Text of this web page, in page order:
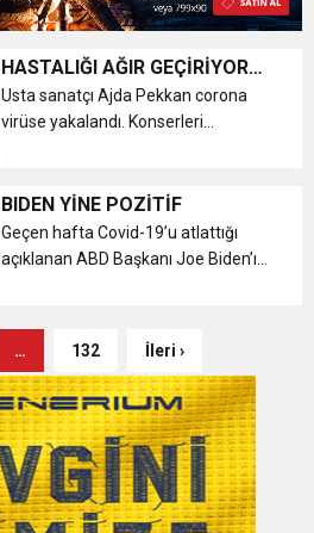
şöyle:
14.08. 2022 tarihinde, saat 06:0...
HASTALIĞI AĞIR GEÇİRİYOR…
Usta sanatçı Ajda Pekkan corona
virüse yakalandı. Konserleri
İstanbul’dan Bodrum’a gitti. Türk
pop müziğinin efsane ...
BIDEN YİNE POZİTİF
Geçen hafta Covid-19’u atlattığı
açıklanan ABD Başkanı Joe Biden’ın
Doktoru Kevin OConnor, Biden’ın
… 132 İleri ›